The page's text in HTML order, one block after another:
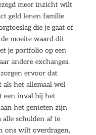
meer inzicht wilt
geld lenen familie
die je gaat of
moeite waard dit
je portfolio op een
andere exchanges.
ervoor dat
als het allemaal wel
een inval bij het
het genieten zijn
schulden af te
ons wilt overdragen,